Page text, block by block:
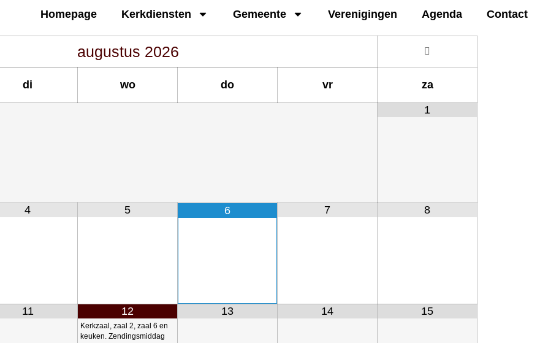
Homepage Kerkdiensten Gemeente Verenigingen Agenda Contact
augustus 2026
di wo do vr za
1
4 5 6 7 8
11 12
Kerkzaal, zaal 2, zaal 6 en
keuken. Zendingsmiddag
13 14 15